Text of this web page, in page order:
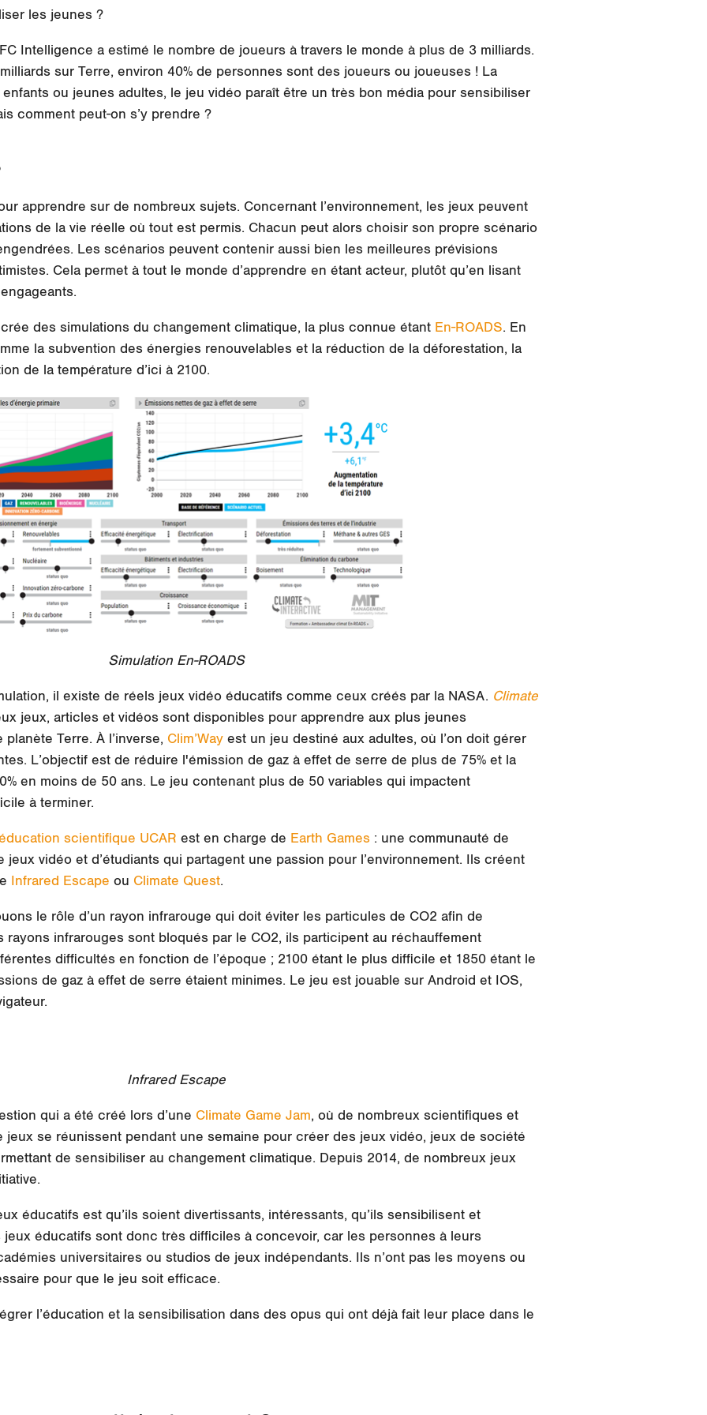
les jeunes ?
Intelligence a estimé le nombre de joueurs à travers le monde à plus de 3 milliards.
sur Terre, environ 40% de personnes sont des joueurs ou joueuses ! La
ou jeunes adultes, le jeu vidéo paraît être un très bon média pour sensibiliser
comment peut-on s’y prendre ?
apprendre sur de nombreux sujets. Concernant l’environnement, les jeux peuvent
de la vie réelle où tout est permis. Chacun peut alors choisir son propre scénario
Les scénarios peuvent contenir aussi bien les meilleures prévisions
Cela permet à tout le monde d’apprendre en étant acteur, plutôt qu’en lisant
des simulations du changement climatique, la plus connue étantEn-ROADS. En
la subvention des énergies renouvelables et la réduction de la déforestation, la
de la température d’ici à 2100.
Simulation En-ROADS
il existe de réels jeux vidéo éducatifs comme ceux créés par la NASA. Climate
jeux, articles et vidéos sont disponibles pour apprendre aux plus jeunes
Terre. À l’inverse, Clim’Wayest un jeu destiné aux adultes, où l’on doit gérer
L’objectif est de réduire l'émission de gaz à effet de serre de plus de 75% et la
en moins de 50 ans. Le jeu contenant plus de 50 variables qui impactent
à terminer.
scientifique UCAR est en charge de Earth Games: une communauté de
vidéo et d’étudiants qui partagent une passion pour l’environnement. Ils créent
Infrared Escape ou Climate Quest.
le rôle d’un rayon infrarouge qui doit éviter les particules de CO2 afin de
rayons infrarouges sont bloqués par le CO2, ils participent au réchauffement
difficultés en fonction de l’époque ; 2100 étant le plus difficile et 1850 étant le
de gaz à effet de serre étaient minimes. Le jeu est jouable sur Android et IOS,
Infrared Escape
qui a été créé lors d’une Climate Game Jam, où de nombreux scientifiques et
se réunissent pendant une semaine pour créer des jeux vidéo, jeux de société
de sensibiliser au changement climatique. Depuis 2014, de nombreux jeux
éducatifs est qu’ils soient divertissants, intéressants, qu’ils sensibilisent et
éducatifs sont donc très difficiles à concevoir, car les personnes à leurs
universitaires ou studios de jeux indépendants. Ils n’ont pas les moyens ou
pour que le jeu soit efficace.
l’éducation et la sensibilisation dans des opus qui ont déjà fait leur place dans le